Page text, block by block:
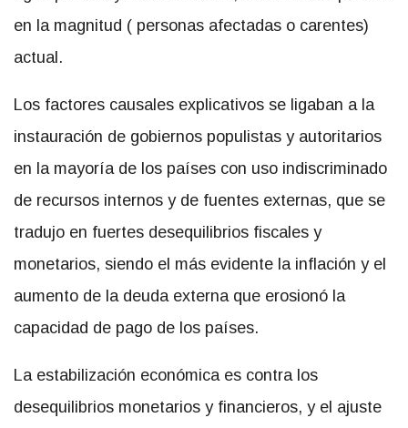
en la magnitud ( personas afectadas o carentes)
actual.
Los factores causales explicativos se ligaban a la
instauración de gobiernos populistas y autoritarios
en la mayoría de los países con uso indiscriminado
de recursos internos y de fuentes externas, que se
tradujo en fuertes desequilibrios fiscales y
monetarios, siendo el más evidente la inflación y el
aumento de la deuda externa que erosionó la
capacidad de pago de los países.
La estabilización económica es contra los
desequilibrios monetarios y financieros, y el ajuste